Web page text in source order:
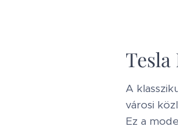
Tesla
A
városi
Ez a